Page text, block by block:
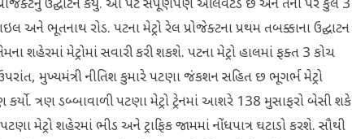
પ્રોજેક્ટનું ઉદ્ઘાટન કર્યું. આ પટ સંપૂર્ણપણે એલિવેટેડ છે અને તેના પર કુલ 3
અને ભૂતનાથ રોડ. પટના મેટ્રો રેલ પ્રોજેક્ટના પ્રથમ તબક્કાના ઉદ્ઘાટન
મેટ્રોમાં સવારી કરી શકશે. પટના મેટ્રો હાલમાં ફક્ત 3 કોચ
મુખ્યમંત્રી નીતિશ કુમારે પટણા જંકશન સહિત છ ભૂગર્ભ મેટ્રો
ત્રણ ડબ્બાવાળી પટણા મેટ્રો ટ્રેનમાં આશરે 138 મુસાફરો બેસી શકે
મેટ્રો શહેરમાં ભીડ અને ટ્રાફિક જામમાં નોંધપાત્ર ઘટાડો કરશે. સૌથી